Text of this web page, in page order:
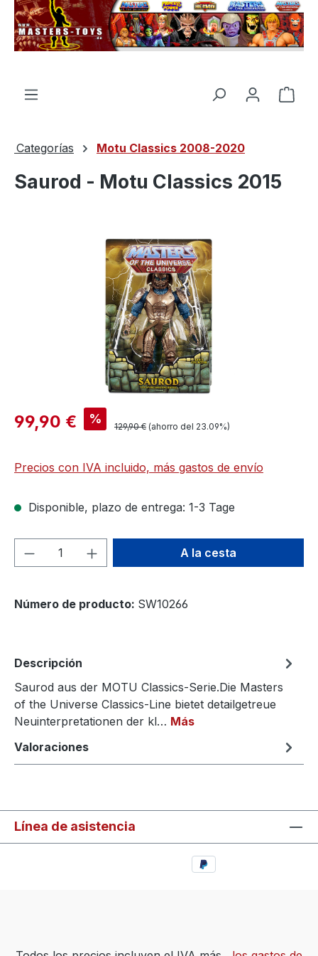
principal
El
Categorías Motu Classics 2008-2020
Saurod - Motu Classics 2015
Omitir galería de imágenes
99,90 € %
129,90 € (ahorro del 23.09%)
Precios con IVA incluido, más gastos de envío
Disponible, plazo de entrega: 1-3 Tage
Cantidad del producto: introduce la
A la cesta
Número de producto: SW10266
Descripción
Saurod aus der MOTU Classics-Serie.Die Masters
of the Universe Classics-Line bietet detailgetreue
Neuinterpretationen der kl… Más
Valoraciones
Línea de asistencia